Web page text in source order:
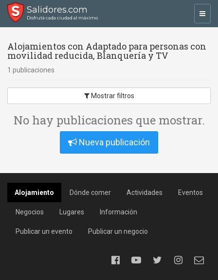
Salidores.com
Disfrutá cada ciudad al máximo
Alojamientos con Adaptado para personas con
movilidad reducida, Blanquería y TV
1 publicaciones
Mostrar filtros
No hay publicaciones que mostrar.
Nueva publicación
Alojamiento Dónde comer Actividades Eventos
Negocios Lugares Información
Publicar un evento Publicar un negocio